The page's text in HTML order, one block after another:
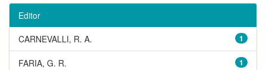
Editor
1
CARNEVALLI, R. A.
1
FARIA, G. R.